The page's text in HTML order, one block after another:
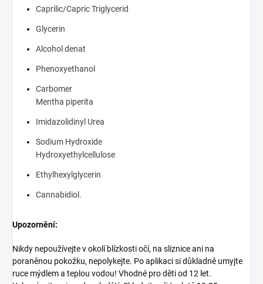
Caprilic/Capric Triglycerid
Glycerin
Alcohol denat
Phenoxyethanol
Carbomer
Mentha piperita
Imidazolidinyl Urea
Sodium Hydroxide
Hydroxyethylcellulose
Ethylhexylglycerin
Cannabidiol.
Upozornění:
Nikdy nepoužívejte v okolí blízkosti očí, na sliznice ani na
poraněnou pokožku, nepolykejte. Po aplikaci si důkladně umyjte
ruce mýdlem a teplou vodou! Vhodné pro děti od 12 let.